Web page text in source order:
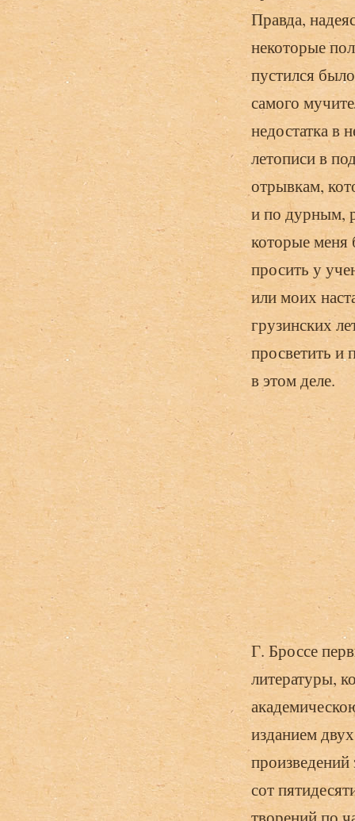
Правда,
некоторые
пустился
самого
недостатка в
летописи в
отрывкам,
и по дурным,
которые меня
просить у
или моих
грузинских
просветить и
в этом деле.
Г. Броссе
литературы,
изданием
сот